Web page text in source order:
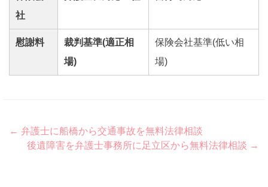
社
慰謝料
裁判基準(適正相
場)
保険会社基準(低い相
場)
Post
navigation
← 弁護士に船橋から交通事故を無料法律相談
後遺障害を弁護士事務所に足立区から無料法律相談 →